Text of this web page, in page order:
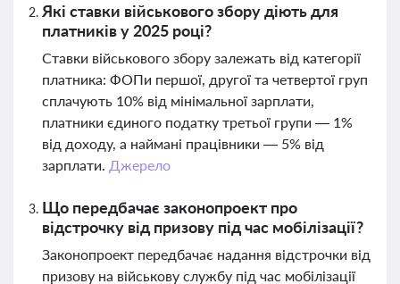
Які ставки військового збору діють для
платників у 2025 році?
Ставки військового збору залежать від категорії
платника: ФОПи першої, другої та четвертої груп
сплачують 10% від мінімальної зарплати,
платники єдиного податку третьої групи — 1%
від доходу, а наймані працівники — 5% від
зарплати. Джерело
Що передбачає законопроект про
відстрочку від призову під час мобілізації?
Законопроект передбачає надання відстрочки від
призову на військову службу під час мобілізації